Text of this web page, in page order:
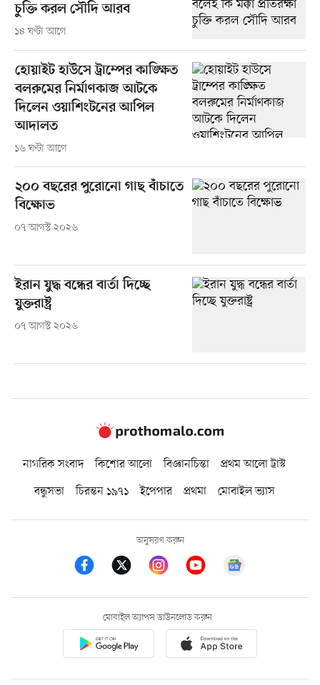
চুক্তি করল সৌদি আরব
১৪ ঘণ্টা আগে
হোয়াইট হাউসে ট্রাম্পের কাঙ্ক্ষিত
বলরুমের নির্মাণকাজ আটকে
দিলেন ওয়াশিংটনের আপিল
আদালত
১৬ ঘণ্টা আগে
২০০ বছরের পুরোনো গাছ বাঁচাতে
বিক্ষোভ
০৭ আগস্ট ২০২৬
ইরান যুদ্ধ বন্ধের বার্তা দিচ্ছে
যুক্তরাষ্ট্র
০৭ আগস্ট ২০২৬
নাগরিক সংবাদ কিশোর আলো বিজ্ঞানচিন্তা
প্রথম আলো ট্রাস্ট
বন্ধুসভা
চিরন্তন ১৯৭১ ইপেপার প্রথমা মোবাইল ভ্যাস
অনুসরণ করুন
মোবাইল অ্যাপস ডাউনলোড করুন